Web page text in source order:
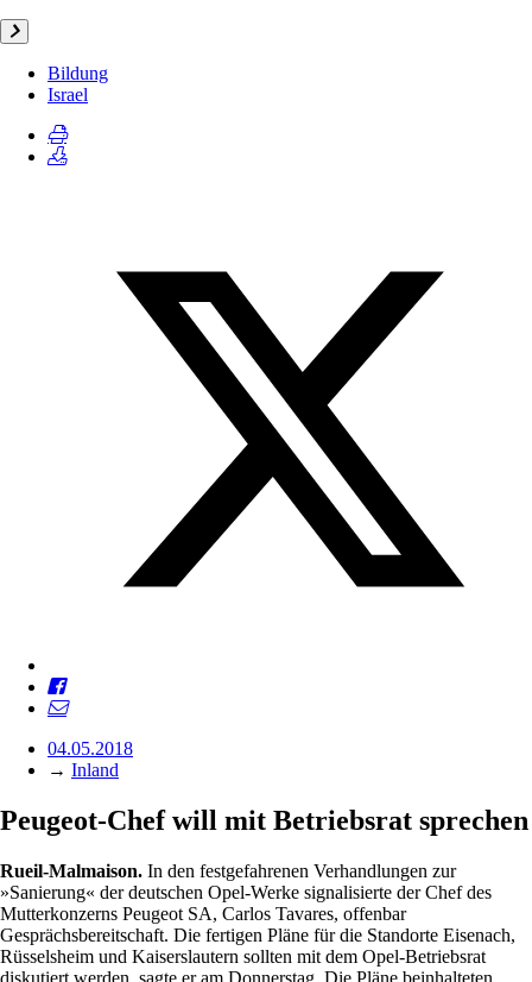
Bildung
Israel
04.05.2018
→ Inland
Peugeot-Chef will mit Betriebsrat sprechen
Rueil-Malmaison. In den festgefahrenen Verhandlungen zur
»Sanierung« der deutschen Opel-Werke signalisierte der Chef des
Mutterkonzerns Peugeot SA, Carlos Tavares, offenbar
Gesprächsbereitschaft. Die fertigen Pläne für die Standorte Eisenach,
Rüsselsheim und Kaiserslautern sollten mit dem Opel-Betriebsrat
diskutiert werden, sagte er am Donnerstag. Die Pläne beinhalteten